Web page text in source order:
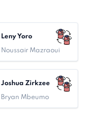
Leny Yoro
Noussair Mazraoui
Joshua Zirkzee
Bryan Mbeumo